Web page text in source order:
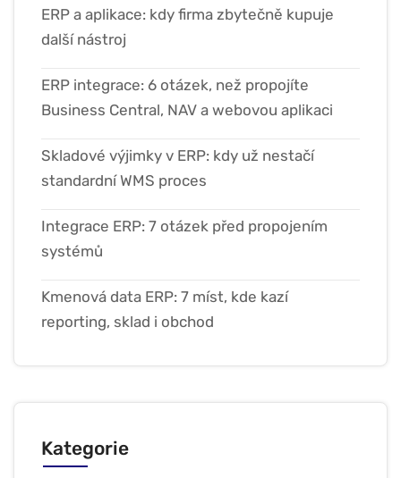
ERP a aplikace: kdy firma zbytečně kupuje
další nástroj
ERP integrace: 6 otázek, než propojíte
Business Central, NAV a webovou aplikaci
Skladové výjimky v ERP: kdy už nestačí
standardní WMS proces
Integrace ERP: 7 otázek před propojením
systémů
Kmenová data ERP: 7 míst, kde kazí
reporting, sklad i obchod
Kategorie